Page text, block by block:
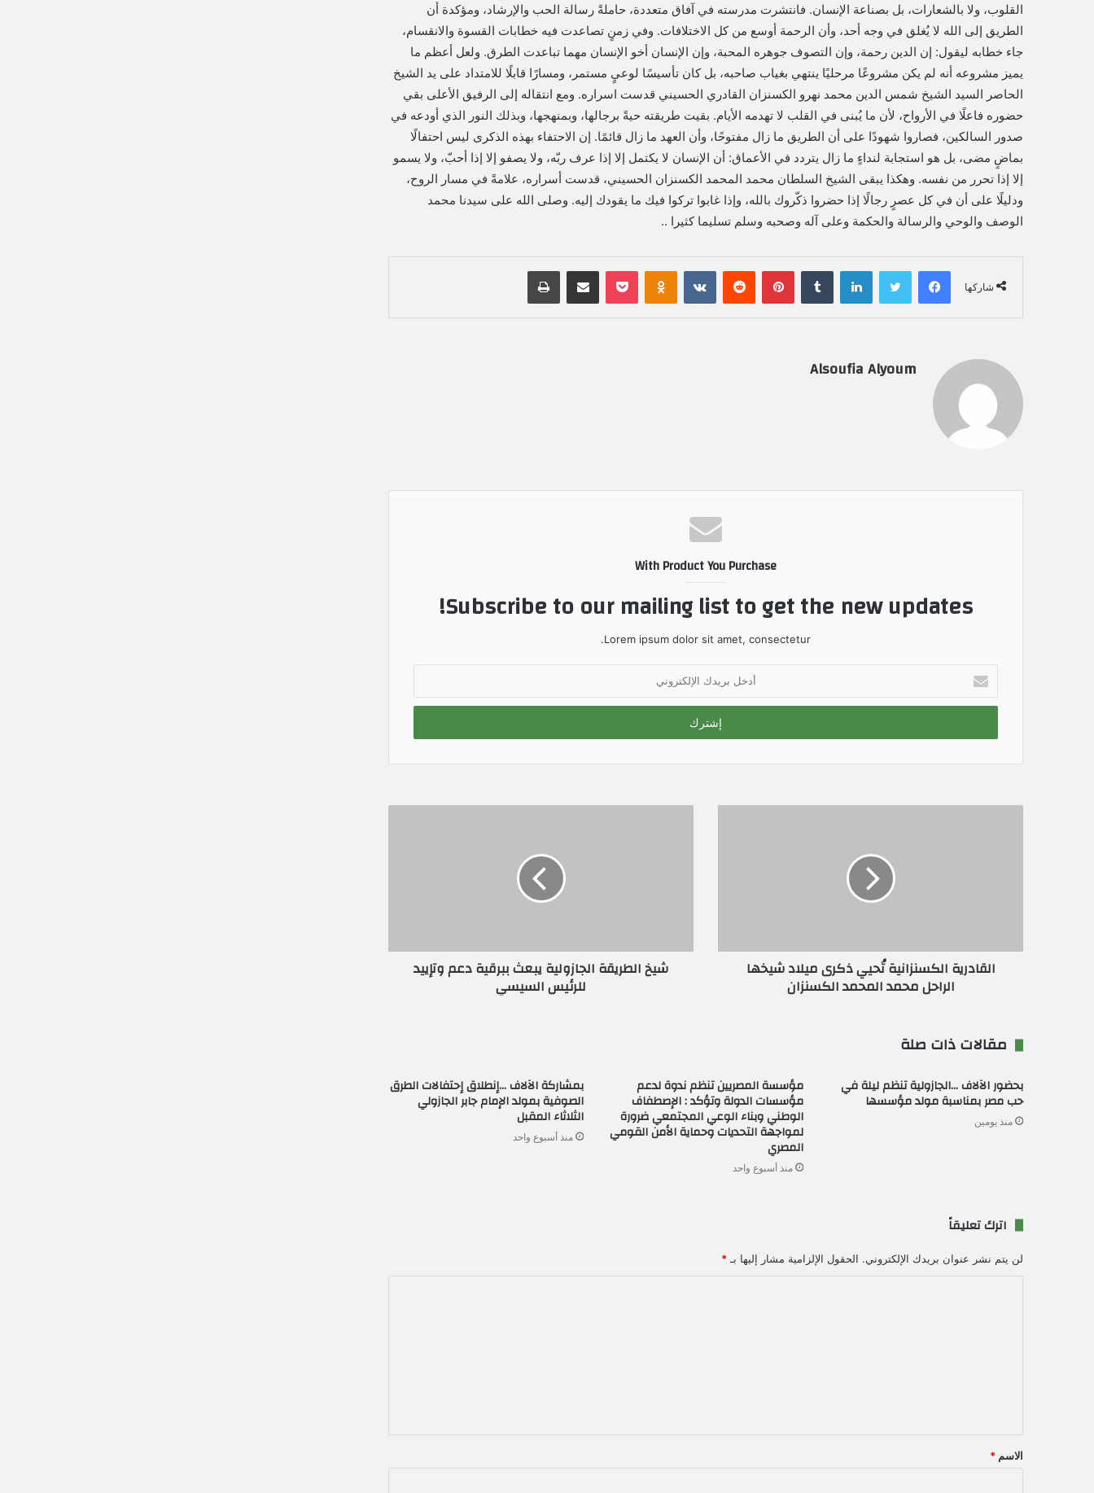
القلوب، ولا بالشعارات، بل بصناعة الإنسان. فانتشرت مدرسته في آفاق متعددة، حاملةً رسالة الحب والإرشاد، ومؤكدة أن
الطريق إلى الله لا يُغلق في وجه أحد، وأن الرحمة أوسع من كل الاختلافات. وفي زمنٍ تصاعدت فيه خطابات القسوة والانقسام،
جاء خطابه ليقول: إن الدين رحمة، وإن التصوف جوهره المحبة، وإن الإنسان أخو الإنسان مهما تباعدت الطرق. ولعل أعظم ما
يميز مشروعه أنه لم يكن مشروعًا مرحليًا ينتهي بغياب صاحبه، بل كان تأسيسًا لوعيٍ مستمر، ومسارًا قابلًا للامتداد على يد الشيخ
الحاصر السيد الشيخ شمس الدين محمد نهرو الكسنزان القادري الحسيني قدست اسراره. ومع انتقاله إلى الرفيق الأعلى بقي
حضوره فاعلًا في الأرواح، لأن ما يُبنى في القلب لا تهدمه الأيام. بقيت طريقته حيةً برجالها، وبمنهجها، وبذلك النور الذي أودعه في
صدور السالكين، فصاروا شهودًا على أن الطريق ما زال مفتوحًا، وأن العهد ما زال قائمًا. إن الاحتفاء بهذه الذكرى ليس احتفالًا
بماضٍ مضى، بل هو استجابة لنداءٍ ما زال يتردد في الأعماق: أن الإنسان لا يكتمل إلا إذا عرف ربّه، ولا يصفو إلا إذا أحبّ، ولا يسمو
إلا إذا تحرر من نفسه. وهكذا يبقى الشيخ السلطان محمد المحمد الكسنزان الحسيني، قدست أسراره، علامةً في مسار الروح،
ودليلًا على أن في كل عصرٍ رجالًا إذا حضروا ذكّروك بالله، وإذا غابوا تركوا فيك ما يقودك إليه. وصلى الله على سيدنا محمد
الوصف والوحي والرسالة والحكمة وعلى آله وصحبه وسلم تسليما كثيرا ..
شاركها
فيسبوك لينكدإن بينتيريست بوكيت
Alsoufia Alyoum
With Product You Purchase
Subscribe to our mailing list to get the new updates!
Lorem ipsum dolor sit amet, consectetur.
خ
ب
ك
القادرية الكسنزانية تُحيي ذكرى ميلاد شيخها
الراحل محمد المحمد الكسنزان
شيخ الطريقة الجازولية يبعث ببرقية دعم وتإييد
للرئيس السيسي
مقالات ذات صلة
بحضور الآلاف …الجازولية تنظم ليلة في
حب مصر بمناسبة مولد مؤسسها
منذ يومين
مؤسسة المصريين تنظم ندوة لدعم
مؤسسات الدولة وتؤكد : الإصطفاف
الوطني وبناء الوعي المجتمعي ضرورة
لمواجهة التحديات وحماية الأمن القومي
المصري
منذ أسبوع واحد
بمشاركة الآلاف …إنطلاق إحتفالات الطرق
الصوفية بمولد الإمام جابر الجازولي
الثلاثاء المقبل
منذ أسبوع واحد
اترك تعليقاً
لن يتم نشر عنوان بريدك الإلكتروني. الحقول الإلزامية مشار إليها بـ *
ق
*
الاسم *